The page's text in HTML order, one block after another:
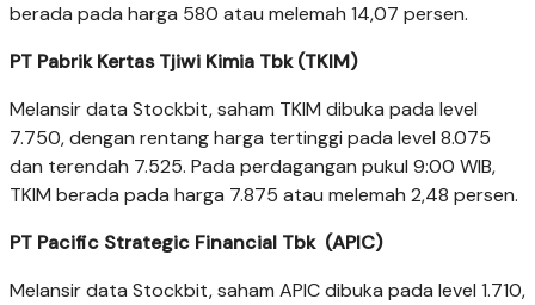
berada pada harga 580 atau melemah 14,07 persen.
PT Pabrik Kertas Tjiwi Kimia Tbk (TKIM)
Melansir data Stockbit, saham TKIM dibuka pada level
7.750, dengan rentang harga tertinggi pada level 8.075
dan terendah 7.525. Pada perdagangan pukul 9:00 WIB,
TKIM berada pada harga 7.875 atau melemah 2,48 persen.
PT Pacific Strategic Financial Tbk (APIC)
Melansir data Stockbit, saham APIC dibuka pada level 1.710,